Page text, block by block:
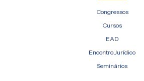
Congressos
Cursos
EAD
Encontro Jurídico
Seminários